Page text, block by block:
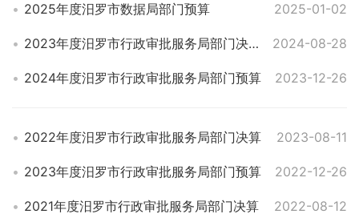
2025年度汨罗市数据局部门预算 2025-01-02
2023年度汨罗市行政审批服务局部门决算 2024-08-28
2024年度汨罗市行政审批服务局部门预算 2023-12-26
2022年度汨罗市行政审批服务局部门决算 2023-08-11
2023年度汨罗市行政审批服务局部门预算 2022-12-26
2021年度汨罗市行政审批服务局部门决算 2022-08-12